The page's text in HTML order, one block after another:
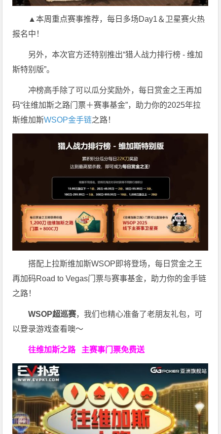
▲本周重点赛事推荐，每日多场Day1＆卫星赛火热
报名中！
另外，本次官方还特别推出“猎人战力排行榜 - 维加
斯特别版”。
冲榜高手除了可以瓜分奖励外，每日赏金之王再加
码“往维加斯之路门票＋赛事基金”，助力你的2025年拉
斯维加斯WSOP金手链之路！
搭配上拉斯维加斯WSOP即将登场，每日赏金之王
再加码Road to Vegas门票与赛事基金，助力你的金手链
之路！
WSOP超巡赛，我们也精心准备了老朋友礼包，可
以登录游戏查看噢～
往维加斯之路 主赛事门票免费送